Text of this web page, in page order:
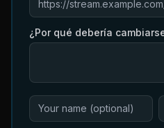
¿Por qué debería